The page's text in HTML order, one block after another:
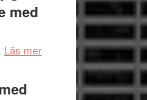
Scensommar
Artipelag
med
Läs merom
Filmrecension: